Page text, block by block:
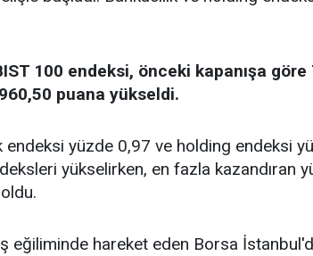
100 endeksi, önceki kapanışa
puana yükseldi.
endeksi yüzde 0,97 ve holding endeksi
yükselirken, en fazla kazandıran
eğiliminde hareket eden Borsa